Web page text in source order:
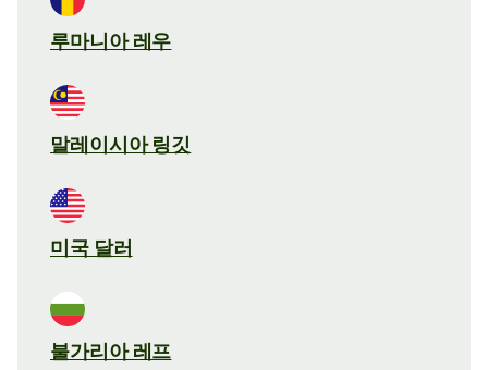
루마니아 레우
말레이시아 링깃
미국 달러
불가리아 레프